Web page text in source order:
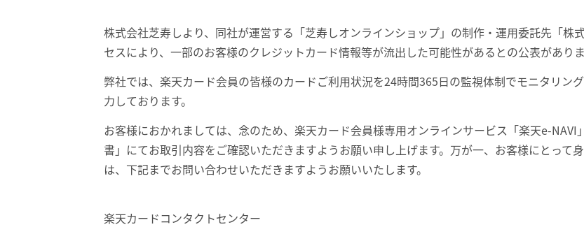
株式会社芝寿しより、同社が運営する「芝寿しオンラインショップ」の制作・運用委託先「株
セスにより、一部のお客様のクレジットカード情報等が流出した可能性があるとの公表がありま
弊社では、楽天カード会員の皆様のカードご利用状況を24時間365日の監視体制でモニタリン
力しております。
お客様におかれましては、念のため、楽天カード会員様専用オンラインサービス「楽天e-
書」にてお取引内容をご確認いただきますようお願い申し上げます。万が一、お客様にとって
は、下記までお問い合わせいただきますようお願いいたします。
楽天カードコンタクトセンター